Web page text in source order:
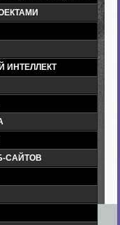
ИНТЕЛЛЕКТ
САЙТОВ